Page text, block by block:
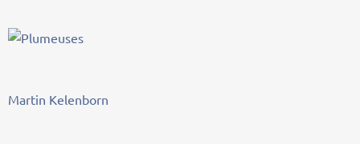
Martin Kelenborn